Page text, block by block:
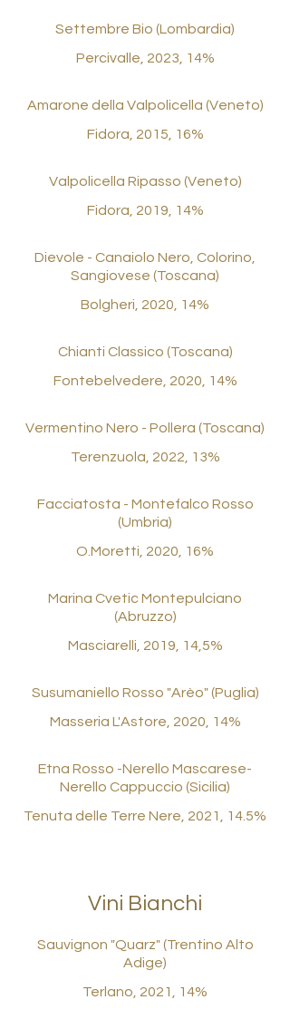
Settembre Bio (Lombardia)
Percivalle, 2023, 14%
Amarone della Valpolicella (Veneto)
Fidora, 2015, 16%
Valpolicella Ripasso (Veneto)
Fidora, 2019, 14%
Dievole - Canaiolo Nero, Colorino,
Sangiovese (Toscana)
Bolgheri, 2020, 14%
Chianti Classico (Toscana)
Fontebelvedere, 2020, 14%
Vermentino Nero - Pollera (Toscana)
Terenzuola, 2022, 13%
Facciatosta - Montefalco Rosso
(Umbria)
O.Moretti, 2020, 16%
Marina Cvetic Montepulciano
(Abruzzo)
Masciarelli, 2019, 14,5%
Susumaniello Rosso "Arèo" (Puglia)
Masseria L'Astore, 2020, 14%
Etna Rosso -Nerello Mascarese-
Nerello Cappuccio (Sicilia)
Tenuta delle Terre Nere, 2021, 14.5%
Vini Bianchi
Sauvignon "Quarz" (Trentino Alto
Adige)
Terlano, 2021, 14%